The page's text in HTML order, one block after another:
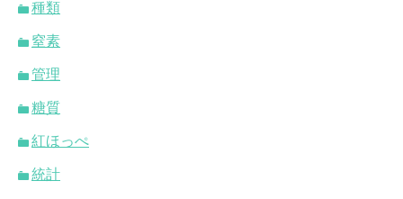
種類
窒素
管理
糖質
紅ほっぺ
統計